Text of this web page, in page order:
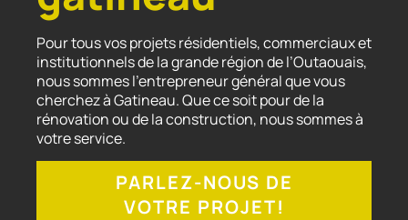
RÉSIDENTIELLE
Pour tous vos projets résidentiels, commerciaux et
institutionnels de la grande région de l’Outaouais,
nous sommes l’entrepreneur général que vous
cherchez à Gatineau. Que ce soit pour de la
rénovation ou de la construction, nous sommes à
votre service.
PARLEZ-NOUS DE
VOTRE PROJET!